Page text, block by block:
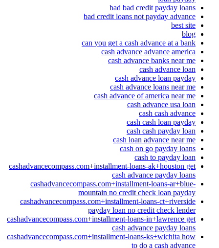
bad bad credit payday loans
bad credit loans not payday advance
best site
blog
can you get a cash advance at a bank
cash advance advance america
cash advance banks near me
cash advance loan
cash advance loan payday
cash advance loans near me
cash advance of america near me
cash advance usa loan
cash cash advance
cash cash loan payday
cash cash payday loan
cash loan advance near me
cash on go payday loans
cash to payday loan
cashadvancecompass.com+installment-loans-ak+houston get
cash advance payday loans
cashadvancecompass.com+installment-loans-ar+blue-
mountain no credit check loan payday
cashadvancecompass.com+installment-loans-ct+riverside
payday loan no credit check lender
cashadvancecompass.com+installment-loans-in+lawrence get
cash advance payday loans
cashadvancecompass.com+installment-loans-ks+wichita how
to do a cash advance